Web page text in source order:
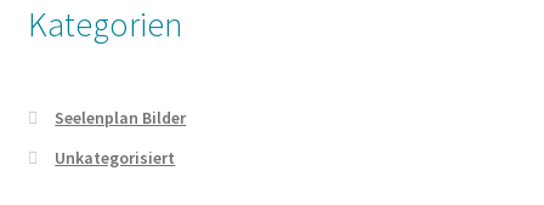
Kategorien
Seelenplan Bilder
Unkategorisiert